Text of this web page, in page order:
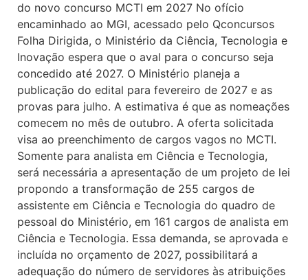
do novo concurso MCTI em 2027 No ofício
encaminhado ao MGI, acessado pelo Qconcursos
Folha Dirigida, o Ministério da Ciência, Tecnologia e
Inovação espera que o aval para o concurso seja
concedido até 2027. O Ministério planeja a
publicação do edital para fevereiro de 2027 e as
provas para julho. A estimativa é que as nomeações
comecem no mês de outubro. A oferta solicitada
visa ao preenchimento de cargos vagos no MCTI.
Somente para analista em Ciência e Tecnologia,
será necessária a apresentação de um projeto de lei
propondo a transformação de 255 cargos de
assistente em Ciência e Tecnologia do quadro de
pessoal do Ministério, em 161 cargos de analista em
Ciência e Tecnologia. Essa demanda, se aprovada e
incluída no orçamento de 2027, possibilitará a
adequação do número de servidores às atribuições